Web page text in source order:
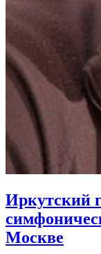
Иркутский
Москве